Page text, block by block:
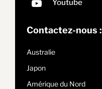
Contactez-nous :
Australie
Japon
Amérique du Nord